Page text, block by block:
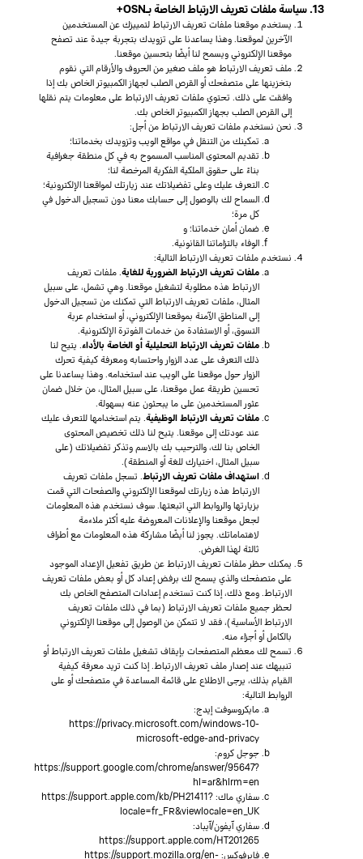
13. سياسة ملفات تعريف الارتباط الخاصة بـOSN+
يستخدم موقعنا ملفات تعريف الارتباط لتمييزك عن المستخدمين
الآخرين لموقعنا. وهذا يساعدنا على تزويدك بتجربة جيدة عند تصفح
موقعنا الإلكتروني ويسمح لنا أيضًا بتحسين موقعنا.
ملف تعريف الارتباط هو ملف صغير من الحروف والأرقام التي نقوم
بتخزينها على متصفحك أو القرص الصلب لجهاز الكمبيوتر الخاص بك إذا
وافقت على ذلك. تحتوي ملفات تعريف الارتباط على معلومات يتم نقلها
إلى القرص الصلب بجهاز الكمبيوتر الخاص بك.
نحن نستخدم ملفات تعريف الارتباط من أجل:
تمكينك من التنقل في مواقع الويب وتزويدك بخدماتنا؛
تقديم المحتوى المناسب المسموح به في كل منطقة جغرافية
بناءً على حقوق الملكية الفكرية المرخصة لنا؛
التعرف عليك وعلى تفضيلاتك عند زيارتك لمواقعنا الإلكترونية؛
السماح لك بالوصول إلى حسابك معنا دون تسجيل الدخول في
كل مرة؛
ضمان أمان خدماتنا؛ و
الوفاء بالتزاماتنا القانونية.
نستخدم ملفات تعريف الارتباط التالية:
ملفات تعريف الارتباط الضرورية للغاية. ملفات تعريف
الارتباط هذه مطلوبة لتشغيل موقعنا. وهي تشمل، على سبيل
المثال، ملفات تعريف الارتباط التي تمكنك من تسجيل الدخول
إلى المناطق الآمنة بموقعنا الإلكتروني، أو استخدام عربة
التسوق، أو الاستفادة من خدمات الفوترة الإلكترونية.
ملفات تعريف الارتباط التحليلية أو الخاصة بالأداء. يتيح لنا
ذلك التعرف على عدد الزوار واحتسابه ومعرفة كيفية تحرك
الزوار حول موقعنا على الويب عند استخدامه. وهذا يساعدنا على
تحسين طريقة عمل موقعنا، على سبيل المثال، من خلال ضمان
عثور المستخدمين على ما يبحثون عنه بسهولة.
ملفات تعريف الارتباط الوظيفية. يتم استخدامها للتعرف عليك
عند عودتك إلى موقعنا. يتيح لنا ذلك تخصيص المحتوى
الخاص بنا لك، والترحيب بك بالاسم وتذكر تفضيلاتك (على
سبيل المثال، اختيارك للغة أو المنطقة).
استهداف ملفات تعريف الارتباط. تسجل ملفات تعريف
الارتباط هذه زيارتك لموقعنا الإلكتروني والصفحات التي قمت
بزيارتها والروابط التي اتبعتها. سوف نستخدم هذه المعلومات
لجعل موقعنا والإعلانات المعروضة عليه أكثر ملاءمة
لاهتماماتك. يجوز لنا أيضًا مشاركة هذه المعلومات مع أطراف
ثالثة لهذا الغرض.
يمكنك حظر ملفات تعريف الارتباط عن طريق تفعيل الإعداد الموجود
على متصفحك والذي يسمح لك برفض إعداد كل أو بعض ملفات تعريف
الارتباط. ومع ذلك، إذا كنت تستخدم إعدادات المتصفح الخاص بك
لحظر جميع ملفات تعريف الارتباط (بما في ذلك ملفات تعريف
الارتباط الأساسية)، فقد لا تتمكن من الوصول إلى موقعنا الإلكتروني
بالكامل أو أجزاء منه.
تسمح لك معظم المتصفحات بإيقاف تشغيل ملفات تعريف الارتباط أو
تنبيهك عند إصدار ملف تعريف الارتباط. إذا كنت تريد معرفة كيفية
القيام بذلك، يرجى الاطلاع على قائمة المساعدة في متصفحك أو على
الروابط التالية:
مايكروسوفت إيدج:
https://privacy.microsoft.com/windows-10-
microsoft-edge-and-privacy
جوجل كروم:
https://support.google.com/chrome/answer/95647?
hl=ar&hlrm=en
سفاري ماك: https://support.apple.com/kb/PH21411?
locale=fr_FR&viewlocale=en_UK
سفاري آيفون/آيباد:
https://support.apple.com/HT201265
فايرفوكس: https://support.mozilla.org/en-